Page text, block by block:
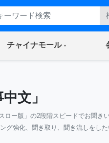
チャイナモール(current)
文」
ー版」の2段階スピードでお聞きい
強化、聞き取り、聞き流しをした